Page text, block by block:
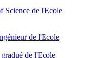
Science de l'Ecole
de l'Ecole
de l'Ecole